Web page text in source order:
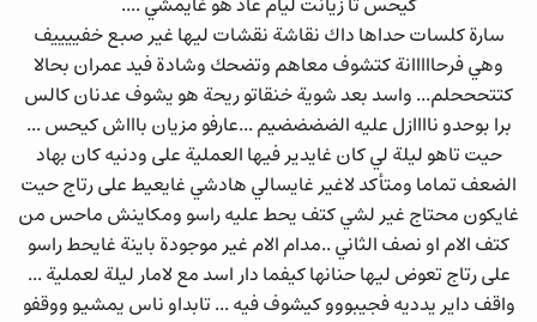
سارة كلسات حداها داك نقاشة نقشات ليها غير صبع خفييييف
وهي فرحااااانة كتشوف معاهم وتضحك وشادة فيد عمران بحالا
كتتحححلم... واسد بعد شوية خنقاتو ريحة هو يشوف عدنان كالس
برا بوحدو ناااازل عليه الضضضضيم ...عارفو مزيان باااش كيحس ...
حيت تاهو ليلة لي كان غايدير فيها العملية على ودنيه كان بهاد
الضعف تماما ومتأكد لاغير غايسالي هادشي غايعيط على رتاج حيت
غايكون محتاج غير لشي كتف يحط عليه راسو ومكاينش ماحس من
كتف الام او نصف الثاني ..مدام الام غير موجودة باينة غايحط راسو
على رتاج تعوض ليها حنانها كيفما دار اسد مع لامار ليلة لعملية ...
واقف داير يدديه فجيبووو كيشوف فيه ... تابداو ناس يمشيو ووقفو